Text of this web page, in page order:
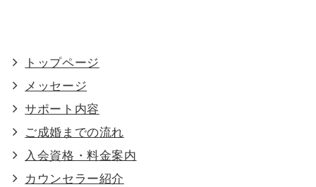
トップページ
メッセージ
サポート内容
ご成婚までの流れ
入会資格・料金案内
カウンセラー紹介